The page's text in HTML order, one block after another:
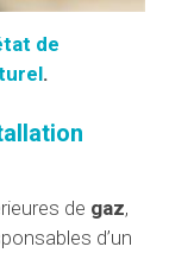
de
.
de gaz,
d’un